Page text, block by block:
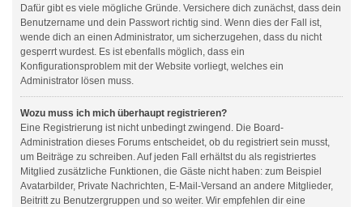
Dafür gibt es viele mögliche Gründe. Versichere dich zunächst, dass dein
Benutzername und dein Passwort richtig sind. Wenn dies der Fall ist,
wende dich an einen Administrator, um sicherzugehen, dass du nicht
gesperrt wurdest. Es ist ebenfalls möglich, dass ein
Konfigurationsproblem mit der Website vorliegt, welches ein
Administrator lösen muss.
Wozu muss ich mich überhaupt registrieren?
Eine Registrierung ist nicht unbedingt zwingend. Die Board-
Administration dieses Forums entscheidet, ob du registriert sein musst,
um Beiträge zu schreiben. Auf jeden Fall erhältst du als registriertes
Mitglied zusätzliche Funktionen, die Gäste nicht haben: zum Beispiel
Avatarbilder, Private Nachrichten, E-Mail-Versand an andere Mitglieder,
Beitritt zu Benutzergruppen und so weiter. Wir empfehlen dir eine